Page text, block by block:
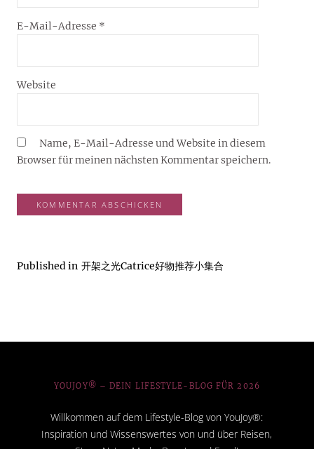
E-Mail-Adresse *
Website
Name, E-Mail-Adresse und Website in diesem
Browser für meinen nächsten Kommentar speichern.
Published in 开架之光Catrice好物推荐小集合
YOUJOY® – DEIN LIFESTYLE-BLOG FÜR 2026
Willkommen auf dem Lifestyle-Blog von YouJoy®:
Inspiration und Wissenswertes von und über Reisen,